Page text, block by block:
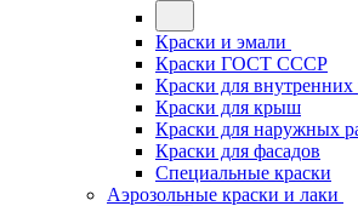
Краски и эмали
Краски ГОСТ СССР
Краски для внутренних
Краски для крыш
Краски для наружных
Краски для фасадов
Специальные краски
Аэрозольные краски и лаки